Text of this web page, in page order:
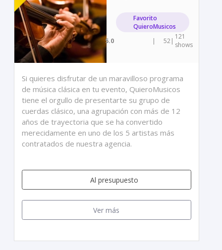
Favorito
QuieroMusicos
5.0
| 52| 121
shows
Si quieres disfrutar de un maravilloso programa
de música clásica en tu evento, QuieroMusicos
tiene el orgullo de presentarte su grupo de
cuerdas clásico, una agrupación con más de 12
años de trayectoria que se ha convertido
merecidamente en uno de los 5 artistas más
contratados de nuestra agencia.
Al presupuesto
Ver más